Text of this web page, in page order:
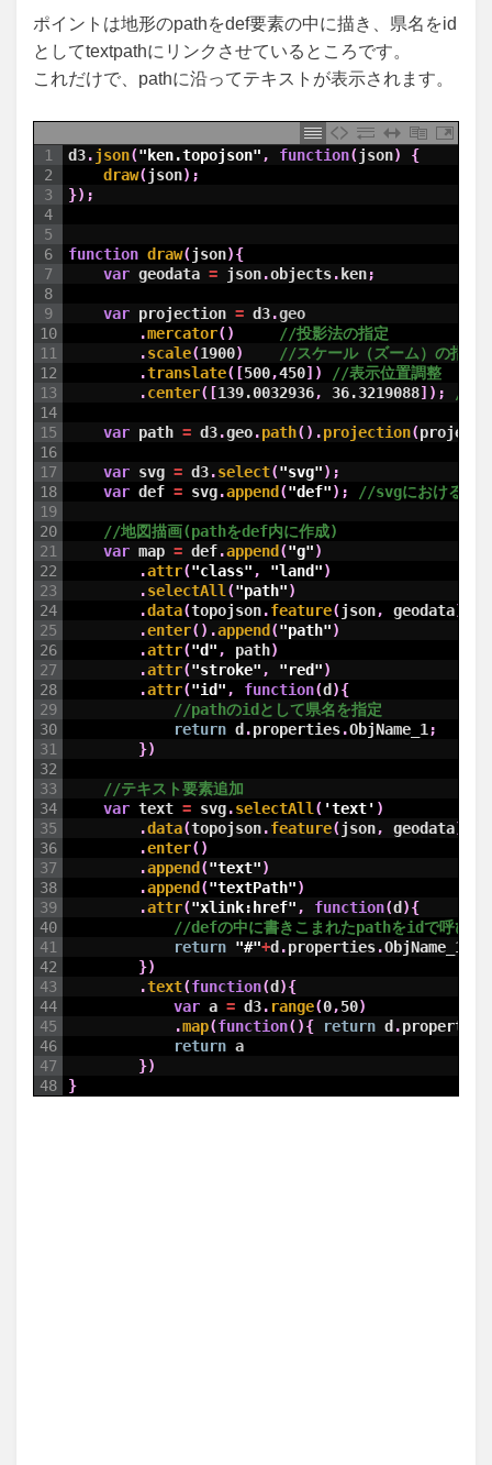
ポイントは地形のpathをdef要素の中に描き、県名をid
としてtextpathにリンクさせているところです。
これだけで、pathに沿ってテキストが表示されます。
1
2
3
4
5
6
7
8
9
10
11
12
13
14
15
16
17
18
19
20
21
22
23
24
25
26
27
28
29
30
31
32
33
34
35
36
37
38
39
40
41
42
43
44
45
46
47
48
d3.json("ken.topojson" , function(json)
{
draw(json) ;
}) ;
function draw(json){
var geodata = json.objects. ken;
var projection = d3.geo
.mercator()
//投影法の指定
.scale(1900)
//スケール（ズーム）の指定
.translate( [500,450] )
//表示位置調整
.center( [139.0032936, 36.3219088] ) ; //中
var path = d3.geo.path( ) .projection(
var svg = d3.select("svg") ;
var def = svg.append ("def") ; //svgにおける関
//地図描画(pathをdef内に作成)
var map = def.append ("g")
.attr("class" , "land")
.selectAll ("path")
.data(topojson.feature(json, geodata)
.enter( ) .append ("path")
.attr("d" , path)
.attr("stroke" , "red")
.attr("id" , function(d ){
//pathのidとして県名を指定
return d .properties.ObjName_1 ;
})
var text = svg.selectAll ( 'text' )
.data(topojson.feature(json, geodata)
.enter()
.append ("text")
.append ("textPath")
.attr("xlink:href" , function(d ){
//defの中に書きこまれたpathをidで呼び出
return "#"+d .properties.ObjName_1
})
.text(function(d ){
var a = d3. range(0,50)
.map(function( ){ return d .properties
return a
})
}